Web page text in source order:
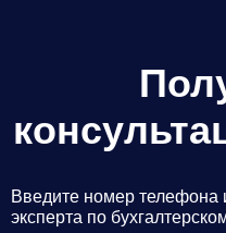
Введите номер телефона
эксперта по